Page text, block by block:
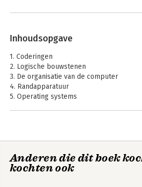
Inhoudsopgave
1. Coderingen
2. Logische bouwstenen
3. De organisatie van de computer
4. Randapparatuur
5. Operating systems
Register
Anderen die dit boek
kochten ook